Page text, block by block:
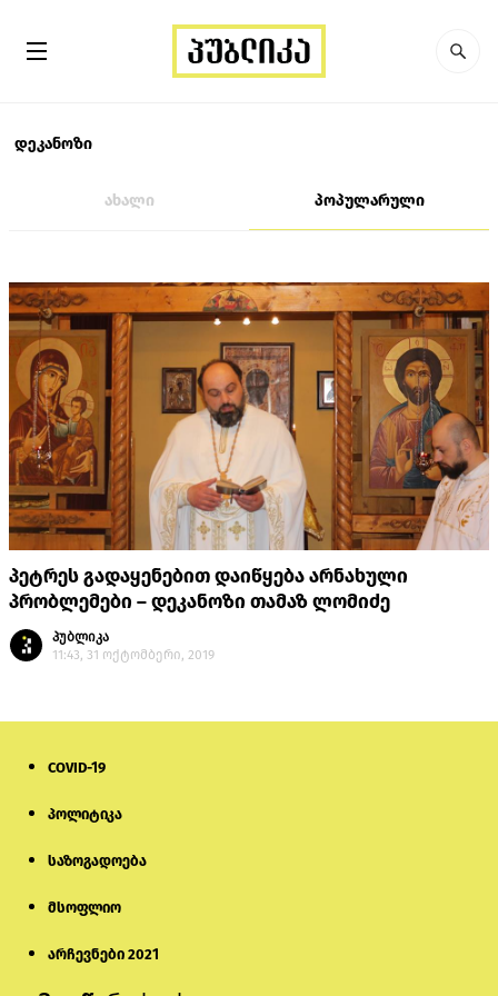
დეკანოზი
ახალი პოპულარული
პეტრეს გადაყენებით დაიწყება არნახული
პრობლემები – დეკანოზი თამაზ ლომიძე
პუბლიკა
11:43, 31 ოქტომბერი, 2019
COVID-19
პოლიტიკა
საზოგადოება
მსოფლიო
არჩევნები 2021